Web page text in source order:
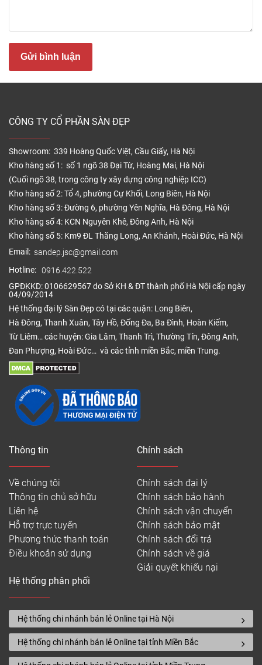
trình dự án nhỏ.
– Các sản phẩm vật liệu sàn Vinyl giá rẻ được các
chủ đầu tư, dự án, các đại lý phân phối sàn nhựa
Có nên mua sàn nhựa giá rẻ không?
Quý khách hoàn toàn có thể lựa chọn tấm lát sàn
nhựa tốt giá rẻ cho gia đình mình. Các sản phẩm
giá rẻ tại Sàn Đẹp luôn là hàng mới còn nguyên hộp,
tem mác đầy đủ, nguồn gốc xuất xứ rõ ràng. Cam
kết chất lượng sản phẩm.
Khách hàng mua sàn nhựa giá rẻ có nhiều
không?
Nhu cầu mua sàn nhựa giá rẻ tại Sàn Đẹp rất nhiều.
Ngoài khách hàng bán lẻ, bên cạnh đó là các cửa
hàng, đại lý bán sàn nhựa cao cấp, các dự án,
chung cư lớn…Tấm lát sàn nhựa giá rẻ
lượng luôn được nhiều khách hàng hướng đến vì giá
cả phải chăng, chất lượng tốt, được ứng dụng cao
trong đời sống.
Nguyên nhân Sàn Đẹp không bán ván sàn
Vinyl đã qua sử dụng
Ván sàn giá rẻ vân gỗ đẹp
hề đơn giản. Có 4 loại sàn nhựa Vinyl giá rẻ khác
nhau như sàn nhựa có hèm khóa SPC, sàn nhựa
PVC dán keo, sàn nhựa tự dán giá rẻ, sàn nhựa
Gửi bình luận
CÔNG TY CỔ PHẦN SÀN ĐẸP
Showroom: 339 Hoàng Quốc Việt, Cầu Giấy, Hà Nội
Kho hàng số 1: số 1 ngõ 38 Đại Từ, Hoàng Mai, Hà Nội
(Cuối ngõ 38, trong công ty xây dựng công nghiệp ICC)
Kho hàng số 2: Tổ 4, phường Cự Khối, Long Biên, Hà Nội
Kho hàng số 3: Đường 6, phường Yên Nghĩa, Hà Đông, Hà Nội
Kho hàng số 4: KCN Nguyên Khê, Đông Anh, Hà Nội
Kho hàng số 5: Km9 ĐL Thăng Long, An Khánh, Hoài Đức, Hà Nội
Email: sandep.jsc@gmail.com
Hotline: 0916.422.522
GPĐKKD: 0106629567 do Sở KH & ĐT thành phố Hà Nội cấp ngày
04/09/2014
Hệ thống đại lý Sàn Đẹp có tại các quận: Long Biên,
Hà Đông, Thanh Xuân, Tây Hồ, Đống Đa, Ba Đình, Hoàn Kiếm,
Từ Liêm… các huyện: Gia Lâm, Thanh Trì, Thường Tín, Đông Anh,
Đan Phượng, Hoài Đức… và các tỉnh miền Bắc, miền Trung.
Thông tin
Về chúng tôi
Thông tin chủ sở hữu
Liên hệ
Hỗ trợ trực tuyến
Phương thức thanh toán
Điều khoản sử dụng
Chính sách
Chính sách đại lý
Chính sách bảo hành
Chính sách vận chuyển
Chính sách bảo mật
Chính sách đổi trả
Chính sách về giá
Giải quyết khiếu nại
Hệ thống phân phối
Hệ thống chi nhánh bán lẻ Online tại Hà Nội
Hệ thống chi nhánh bán lẻ Online tại tỉnh Miền Bắc